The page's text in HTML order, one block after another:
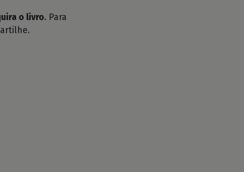
o livro. Para